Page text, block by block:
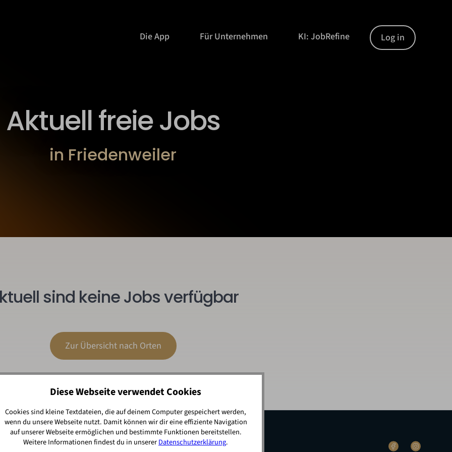
Die App Für Unternehmen KI: JobRefine Log in
Aktuell freie Jobs
in Friedenweiler
sind keine Jobs verfügbar
Zur Übersicht nach Orten
Diese Webseite verwendet Cookies
Cookies sind kleine Textdateien, die auf deinem Computer gespeichert werden,
wenn du unsere Webseite nutzt. Damit können wir dir eine effiziente Navigation
auf unserer Webseite ermöglichen und bestimmte Funktionen bereitstellen.
Weitere Informationen findest du in unsererDatenschutzerklärung.